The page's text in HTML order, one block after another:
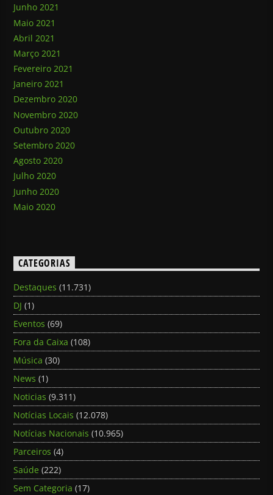
Junho 2021
Maio 2021
Abril 2021
Março 2021
Fevereiro 2021
Janeiro 2021
Dezembro 2020
Novembro 2020
Outubro 2020
Setembro 2020
Agosto 2020
Julho 2020
Junho 2020
Maio 2020
CATEGORIAS
Destaques (11.731)
DJ (1)
Eventos (69)
Fora da Caixa (108)
Música (30)
News (1)
Noticias (9.311)
Notícias Locais (12.078)
Notícias Nacionais (10.965)
Parceiros (4)
Saúde (222)
Sem Categoria (17)